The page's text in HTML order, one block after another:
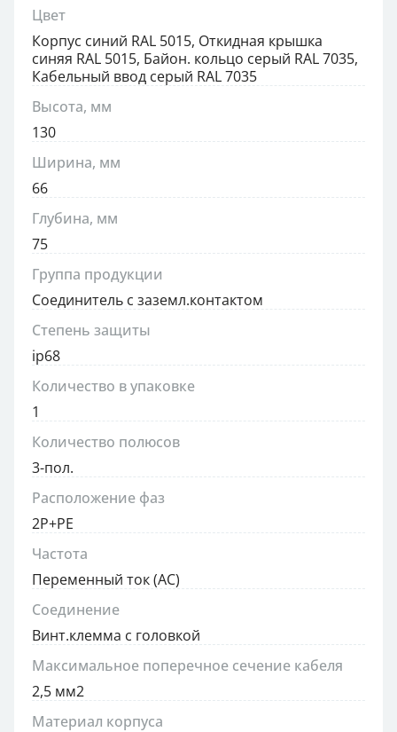
Цвет
Корпус синий RAL 5015, Откидная крышка
синяя RAL 5015, Байон. кольцо серый RAL 7035,
Кабельный ввод серый RAL 7035
Высота, мм
130
Ширина, мм
66
Глубина, мм
75
Группа продукции
Соединитель с заземл.контактом
Степень защиты
ip68
Количество в упаковке
1
Количество полюсов
3-пол.
Расположение фаз
2P+PE
Частота
Переменный ток (AC)
Соединение
Винт.клемма с головкой
Максимальное поперечное сечение кабеля
2,5 мм2
Материал корпуса